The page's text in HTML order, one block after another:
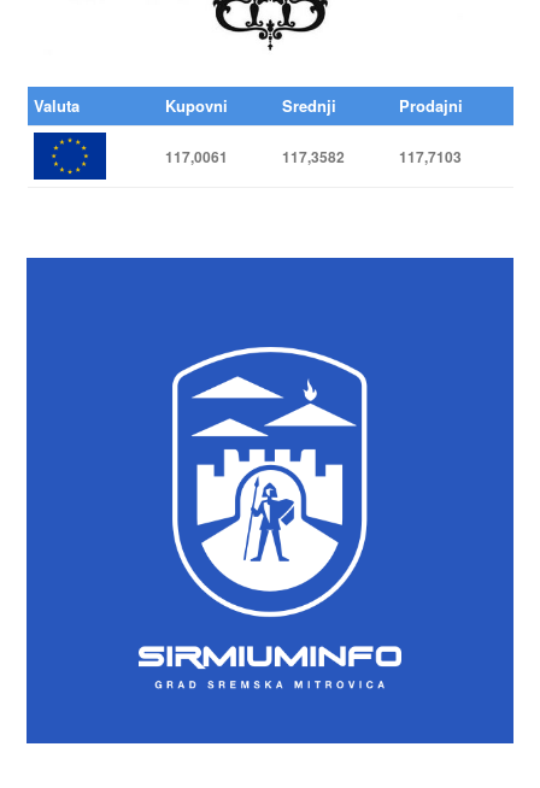
Valuta Kupovni Srednji Prodajni
117,0061 117,3582 117,7103